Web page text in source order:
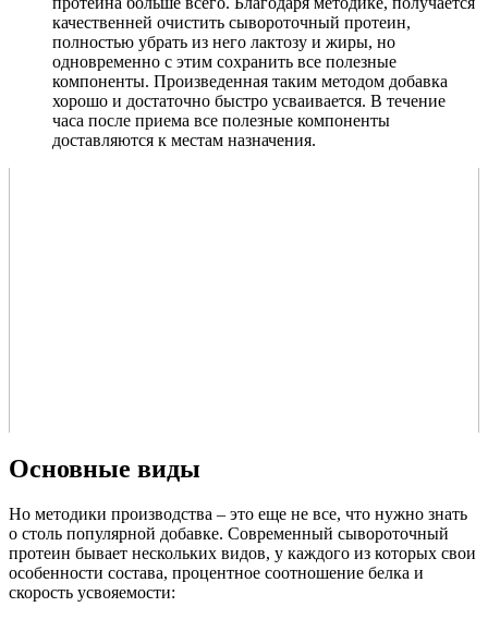
качественней очистить сывороточный протеин,
полностью убрать из него лактозу и жиры, но
одновременно с этим сохранить все полезные
компоненты. Произведенная таким методом добавка
хорошо и достаточно быстро усваивается. В течение
часа после приема все полезные компоненты
доставляются к местам назначения.
Основные виды
Но методики производства – это еще не все, что нужно знать
о столь популярной добавке. Современный сывороточный
протеин бывает нескольких видов, у каждого из которых свои
особенности состава, процентное соотношение белка и
скорость усвояемости: